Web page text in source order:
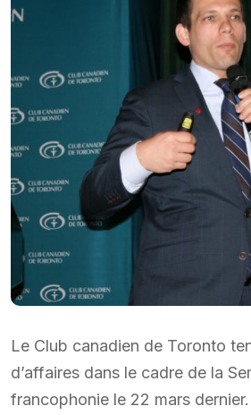
Le Club canadien de Toronto
d’affaires dans le cadre de la
francophonie le 22 mars